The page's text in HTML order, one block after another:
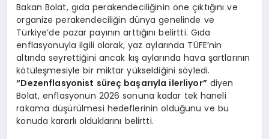
Bakan Bolat, gıda perakendeciliğinin öne çıktığını ve
organize perakendeciliğin dünya genelinde ve
Türkiye’de pazar payının arttığını belirtti. Gıda
enflasyonuyla ilgili olarak, yaz aylarında TÜFE’nin
altında seyrettiğini ancak kış aylarında hava şartlarının
kötüleşmesiyle bir miktar yükseldiğini söyledi.
“Dezenflasyonist süreç başarıyla ilerliyor” diyen
Bolat, enflasyonun 2026 sonuna kadar tek haneli
rakama düşürülmesi hedeflerinin olduğunu ve bu
konuda kararlı olduklarını belirtti.